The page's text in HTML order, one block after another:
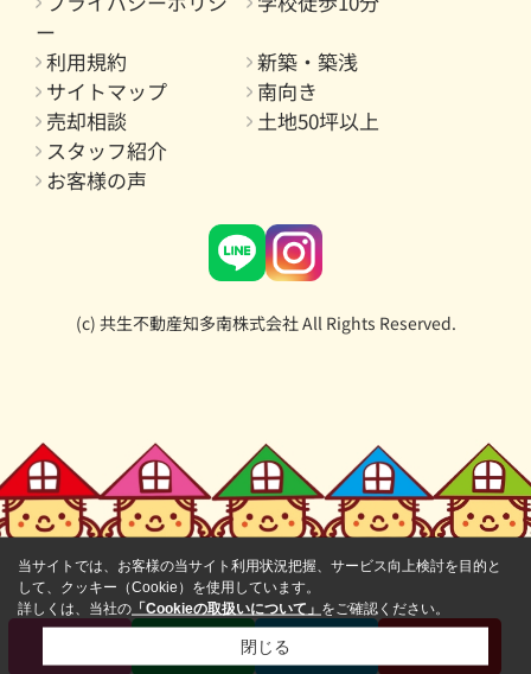
ー
利用規約
新築・築浅
サイトマップ
南向き
売却相談
土地50坪以上
スタッフ紹介
お客様の声
(c) 共生不動産知多南株式会社 All Rights Reserved.
来店予約
当サイトでは、お客様の当サイト利用状況把握、サービス向上検討を目的と
して、クッキー（Cookie）を使用しています。
詳しくは、当社の 「Cookieの取扱いについて」 をご確認ください。
閉じる